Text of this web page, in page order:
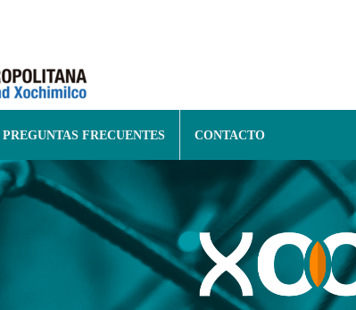
PREGUNTAS FRECUENTES CONTACTO